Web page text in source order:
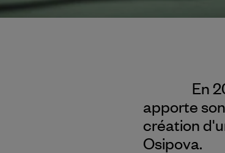
En
apporte
création
Osipova.